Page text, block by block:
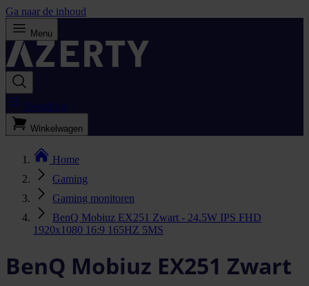
Ga naar de inhoud
Menu
Bestellijst
Winkelwagen
Home
Gaming
Gaming monitoren
BenQ Mobiuz EX251 Zwart - 24.5W IPS FHD
1920x1080 16:9 165HZ 5MS
BenQ Mobiuz EX251 Zwart